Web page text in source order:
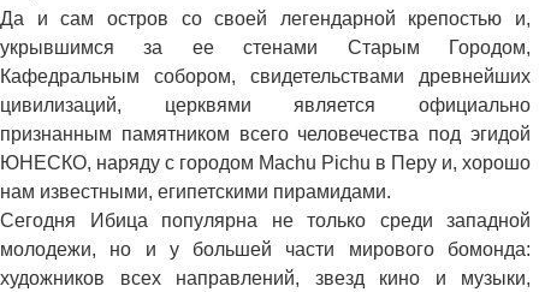
Да и сам остров со своей легендарной крепостью и,
укрывшимся за ее стенами Старым Городом,
Кафедральным собором, свидетельствами древнейших
цивилизаций, церквями является официально
признанным памятником всего человечества под эгидой
ЮНЕСКО, наряду с городом Machu Pichu в Перу и, хорошо
нам известными, египетскими пирамидами.
Сегодня Ибица популярна не только среди западной
молодежи, но и у большей части мирового бомонда:
художников всех направлений, звезд кино и музыки,